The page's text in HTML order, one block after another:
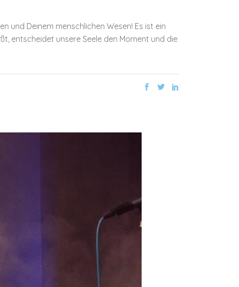
und Deinem menschlichen Wesen! Es ist ein
entscheidet unsere Seele den Moment und die